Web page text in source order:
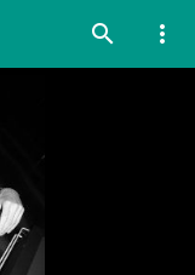
search more_vert